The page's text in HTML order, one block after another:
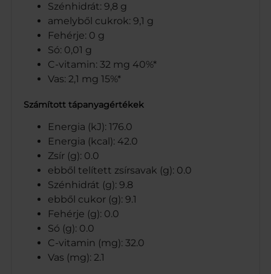
Szénhidrát: 9,8 g
amelyből cukrok: 9,1 g
Fehérje: 0 g
Só: 0,01 g
C-vitamin: 32 mg 40%*
Vas: 2,1 mg 15%*
Számított tápanyagértékek
Energia (kJ): 176.0
Energia (kcal): 42.0
Zsír (g): 0.0
ebből telített zsírsavak (g): 0.0
Szénhidrát (g): 9.8
ebből cukor (g): 9.1
Fehérje (g): 0.0
Só (g): 0.0
C-vitamin (mg): 32.0
Vas (mg): 2.1